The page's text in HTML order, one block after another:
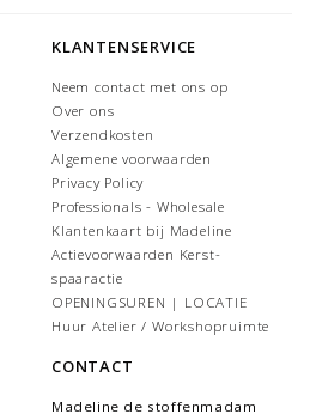
KLANTENSERVICE
Neem contact met ons op
Over ons
Verzendkosten
Algemene voorwaarden
Privacy Policy
Professionals - Wholesale
Klantenkaart bij Madeline
Actievoorwaarden Kerst-
spaaractie
OPENINGSUREN | LOCATIE
Huur Atelier / Workshopruimte
CONTACT
Madeline de stoffenmadam